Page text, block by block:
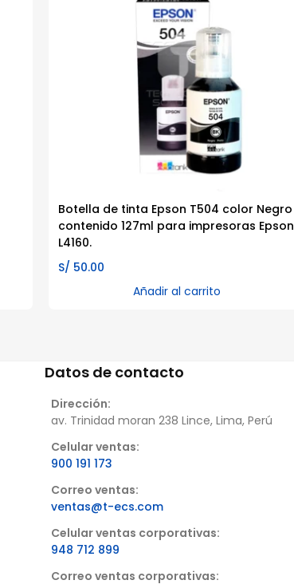
Botella de tinta Epson T504 color Negro
contenido 127ml para impresoras Epson
L4160.
S/ 50.00
Añadir al carrito
Datos de contacto
Dirección:
av. Trinidad moran 238 Lince, Lima, Perú
Celular ventas:
900 191 173
Correo ventas:
ventas@t-ecs.com
Celular ventas corporativas:
948 712 899
Correo ventas corporativas: